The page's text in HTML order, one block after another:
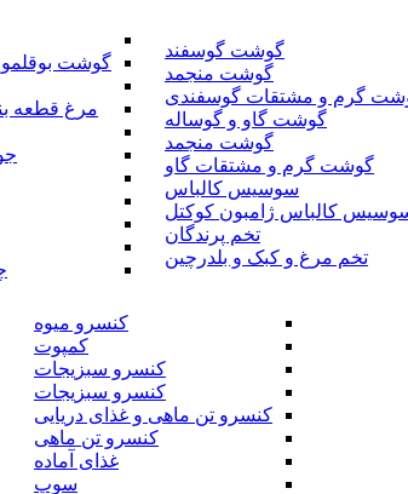
گوشت گوسفند
گوشت منجمد
گرم و مشتقات گوسفندی
گوشت گاو و گوساله
گوشت منجمد
گوشت گرم و مشتقات گاو
سوسیس کالباس
کالباس ژامبون کوکتل
تخم پرندگان
تخم مرغ و کبک و بلدرچین
گوشت
مرغ قطعه
کنسرو میوه
کمپوت
کنسرو سبزیجات
کنسرو سبزیجات
کنسرو تن ماهی و غذای دریایی
کنسرو تن ماهی
غذای آماده
سوپ